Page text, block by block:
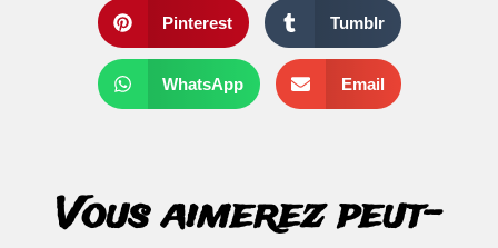
Pinterest Tumblr
WhatsApp Email
Vous aimerez peut-